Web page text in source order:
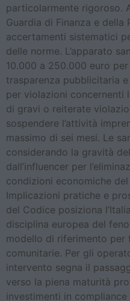
particolarmente rigoroso.
Guardia di Finanza e della
accertamenti sistematici
delle norme. L’apparato
10.000 a 250.000 euro
trasparenza pubblicitaria
per violazioni concernenti
di gravi o reiterate
sospendere l’attività
massimo di sei mesi. Le
considerando la gravità
dall’influencer per
condizioni economiche
Implicazioni pratiche e
del Codice posiziona
disciplina europea del
modello di riferimento per
comunitarie. Per gli
intervento segna il
verso la piena maturità
investimenti in